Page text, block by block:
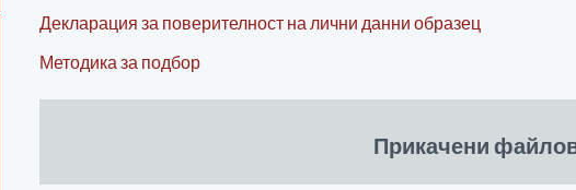
Декларация за поверителност на лични данни образец
Методика за подбор
Прикачени